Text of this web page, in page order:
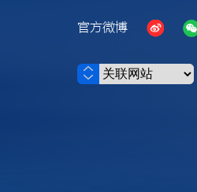
官方微博